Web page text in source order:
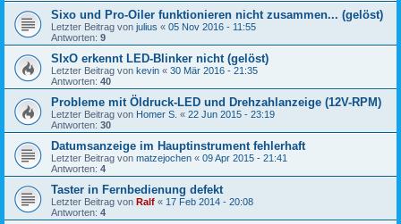
Sixo und Pro-Oiler funktionieren nicht zusammen... (gelöst)
Letzter Beitrag von julius « 05 Nov 2016 - 11:55
Antworten: 9
SIxO erkennt LED-Blinker nicht (gelöst)
Letzter Beitrag von kevin « 30 Mär 2016 - 21:35
Antworten: 40
Probleme mit Öldruck-LED und Drehzahlanzeige (12V-RPM)
Letzter Beitrag von Homer S. « 22 Jun 2015 - 23:19
Antworten: 30
Datumsanzeige im Hauptinstrument fehlerhaft
Letzter Beitrag von matzejochen « 09 Apr 2015 - 21:41
Antworten: 4
Taster in Fernbedienung defekt
Letzter Beitrag von Ralf « 17 Feb 2014 - 20:08
Antworten: 4